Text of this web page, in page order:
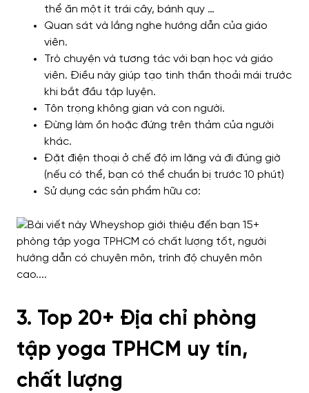
thể ăn một ít trái cây, bánh quy …
Quan sát và lắng nghe hướng dẫn của giáo
viên.
Trò chuyện và tương tác với bạn học và giáo
viên. Điều này giúp tạo tinh thần thoải mái trước
khi bắt đầu tập luyện.
Tôn trọng không gian và con người.
Đừng làm ồn hoặc đứng trên thảm của người
khác.
Đặt điện thoại ở chế độ im lặng và đi đúng giờ
(nếu có thể, bạn có thể chuẩn bị trước 10 phút)
Sử dụng các sản phẩm hữu cơ:
3. Top 20+ Địa chỉ phòng
tập yoga TPHCM uy tín,
chất lượng